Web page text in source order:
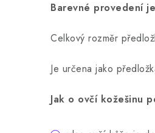
Barevné provedení
Celkový rozměr
Je určena jako
Jak o ovčí kožešinu